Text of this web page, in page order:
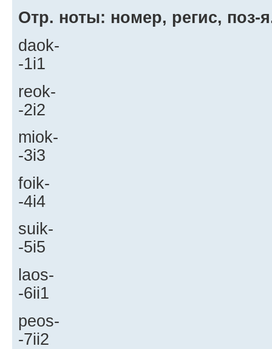
Отр. ноты: номер, регис, поз-
daok-
-1i1
reok-
-2i2
miok-
-3i3
foik-
-4i4
suik-
-5i5
laos-
-6ii1
peos-
-7ii2